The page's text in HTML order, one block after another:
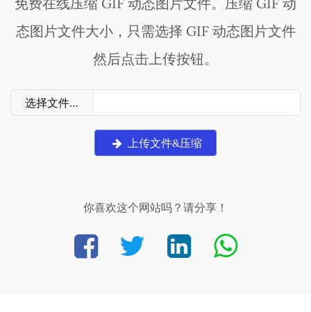
态图片文件大小，只需选择 GIF 动态图片文件
然后点击上传按钮。
选择文件…
上传文件&压缩
你喜欢这个网站吗？请分享！